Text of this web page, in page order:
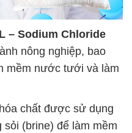
– Sodium Chloride
nông nghiệp, bao
mềm nước tưới và làm
chất được sử dụng
(brine) để làm mềm